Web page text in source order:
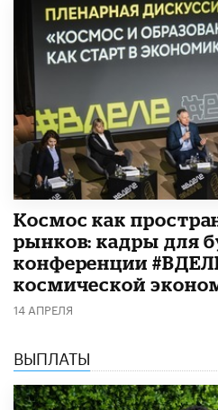
Космос как
рынков: кадры для
конференции
космической
14 АПРЕЛЯ
ВЫПЛАТЫ